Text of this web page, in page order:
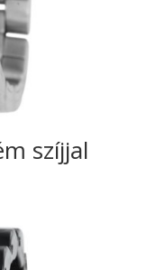
szíjjal